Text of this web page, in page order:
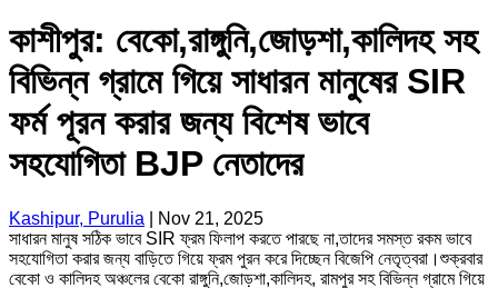
কাশীপুর: বেকো,রাঙ্গুনি,জোড়শা,কালিদহ সহ
বিভিন্ন গ্রামে গিয়ে সাধারন মানুষের SIR
ফর্ম পূরন করার জন্য বিশেষ ভাবে
সহযোগিতা BJP নেতাদের
Kashipur, Purulia
Nov 21, 2025
সাধারন মানুষ সঠিক ভাবে SIR ফ্রম ফিলাপ করতে পারছে না,তাদের সমস্ত রকম ভাবে
সহযোগিতা করার জন্য বাড়িতে গিয়ে ফ্রম পুরন করে দিচ্ছেন বিজেপি নেতৃত্বরা।শুক্রবার
বেকো ও কালিদহ অঞ্চলের বেকো রাঙ্গুনি,জোড়শা,কালিদহ, রামপুর সহ বিভিন্ন গ্রামে গিয়ে